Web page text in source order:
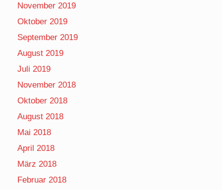
November 2019
Oktober 2019
September 2019
August 2019
Juli 2019
November 2018
Oktober 2018
August 2018
Mai 2018
April 2018
März 2018
Februar 2018